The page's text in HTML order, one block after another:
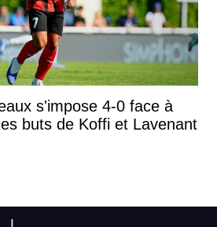
s'impose 4-0 face à
buts de Koffi et Lavenant